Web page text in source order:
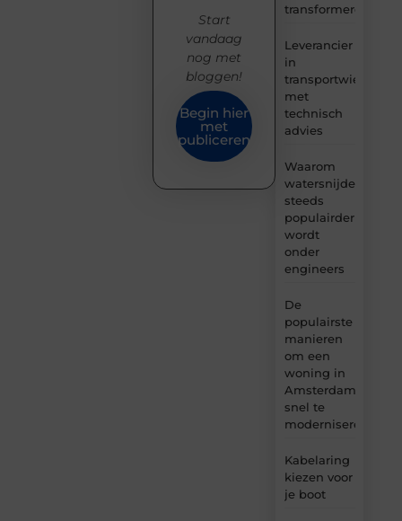
transformeren
Leverancier
in
transportwielen
met
technisch
advies
Waarom
watersnijden
steeds
populairder
wordt
onder
engineers
De
populairste
manieren
om een
woning in
Amsterdam
snel te
moderniseren
Kabelaring
kiezen voor
je boot
Start
vandaag
nog met
bloggen!
Begin hier
met
publiceren